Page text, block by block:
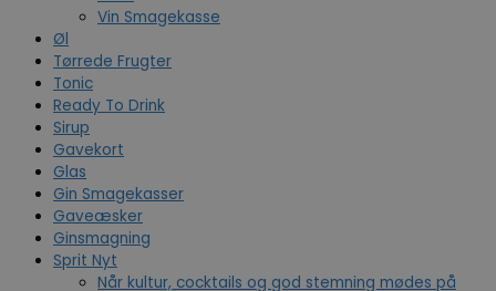
Vin Smagekasse
Øl
Tørrede Frugter
Tonic
Ready To Drink
Sirup
Gavekort
Glas
Gin Smagekasser
Gaveæsker
Ginsmagning
Sprit Nyt
Når kultur, cocktails og god stemning mødes på